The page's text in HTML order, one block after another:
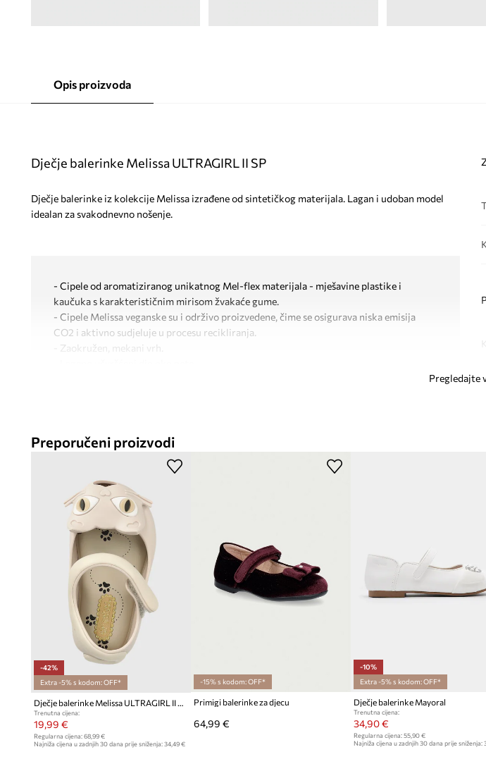
Opis proizvoda
Dječje balerinke Melissa ULTRAGIRL II SP
Dječje balerinke iz kolekcije Melissa izrađene od sintetičkog materijala. Lagan i udoban model
idealan za svakodnevno nošenje.
- Cipele od aromatiziranog unikatnog Mel-flex materijala - mješavine plastike i
kaučuka s karakterističnim mirisom žvakaće gume.
- Cipele Melissa veganske su i održivo proizvedene, čime se osigurava niska emisija
CO2 i aktivno sudjeluje u procesu recikliranja.
- Zaokružen, mekani vrh.
- Dimenzije navedene za veličinu: 19/20.
Pregledajte
Preporučeni proizvodi
-42%
Extra -5% s kodom: OFF*
Dječje balerinke Melissa ULTRAGIRL II SP
Trenutna cijena:
19,99 €
Regularna cijena: 68,99 €
Najniža cijena u zadnjih 30 dana prije sniženja: 34,49 €
-15% s kodom: OFF*
Primigi balerinke za djecu
64,99 €
-10%
Extra -5% s kodom: OFF*
Dječje balerinke Mayoral
Trenutna cijena:
34,90 €
Regularna cijena: 55,90 €
Najniža cijena u zadnjih 30 dana prije sniženja: